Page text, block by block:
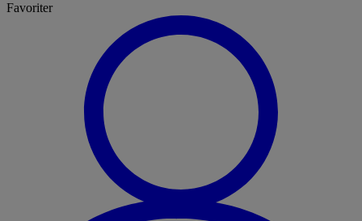
Favoriter